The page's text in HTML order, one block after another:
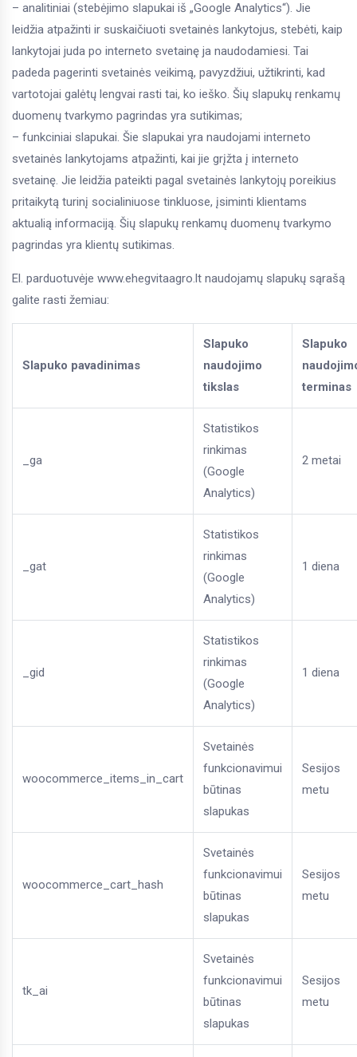
– analitiniai (stebėjimo slapukai iš „Google Analytics“). Jie
leidžia atpažinti ir suskaičiuoti svetainės lankytojus, stebėti, kaip
lankytojai juda po interneto svetainę ja naudodamiesi. Tai
padeda pagerinti svetainės veikimą, pavyzdžiui, užtikrinti, kad
vartotojai galėtų lengvai rasti tai, ko ieško. Šių slapukų renkamų
duomenų tvarkymo pagrindas yra sutikimas;
– funkciniai slapukai. Šie slapukai yra naudojami interneto
svetainės lankytojams atpažinti, kai jie grįžta į interneto
svetainę. Jie leidžia pateikti pagal svetainės lankytojų poreikius
pritaikytą turinį socialiniuose tinkluose, įsiminti klientams
aktualią informaciją. Šių slapukų renkamų duomenų tvarkymo
pagrindas yra klientų sutikimas.
El. parduotuvėje www.ehegvitaagro.lt naudojamų slapukų sąrašą
galite rasti žemiau:
Slapuko pavadinimas
Slapuko
naudojimo
tikslas
Slapuko
terminas
_ga
Statistikos
rinkimas
(Google
Analytics)
2 metai
_gat
Statistikos
rinkimas
(Google
Analytics)
1 diena
_gid
Statistikos
rinkimas
(Google
Analytics)
1 diena
woocommerce_items_in_cart
Svetainės
funkcionavimui
būtinas
slapukas
Sesijos
metu
woocommerce_cart_hash
Svetainės
funkcionavimui
būtinas
slapukas
Sesijos
metu
tk_ai
Svetainės
funkcionavimui
būtinas
slapukas
Sesijos
metu